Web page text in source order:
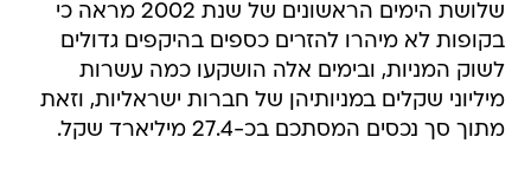
שלושת הימים הראשונים של שנת 2002 מראה כי
בקופות לא מיהרו להזרים כספים בהיקפים גדולים
לשוק המניות, ובימים אלה הושקעו כמה עשרות
מיליוני שקלים במניותיהן של חברות ישראליות, וזאת
מתוך סך נכסים המסתכם בכ-27.4 מיליארד שקל.